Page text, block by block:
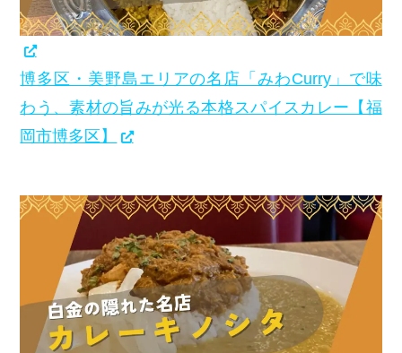
博多区・美野島エリアの名店「みわCurry」で味
わう、素材の旨みが光る本格スパイスカレー【福
岡市博多区】